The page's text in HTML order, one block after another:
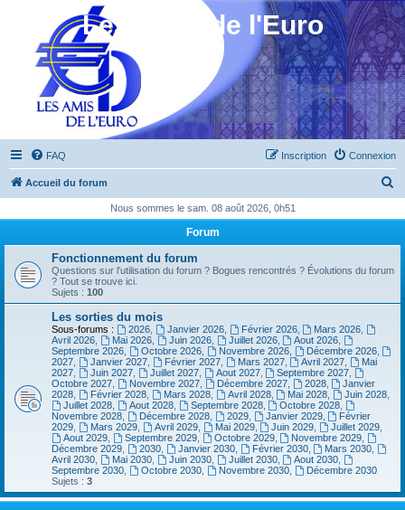
Les Amis de l'Euro
FAQ Connexion
Inscription
Accueil du forum
h
Nous sommes le sam. 08 août 2026, 0h51
Forum
Fonctionnement du forum
Questions sur l'utilisation du forum ? Bogues rencontrés ? Évolutions du forum
? Tout se trouve ici.
Sujets : 100
Les sorties du mois
Sous-forums : 2026, Janvier 2026, Février 2026, Mars 2026
Avril 2026
Mai 2026, Juin 2026, Juillet 2026, Aout 2026
Septembre 2026
Octobre 2026, Novembre 2026, Décembre 2026,
2027
Janvier 2027, Février 2027, Mars 2027, Avril 2027
Mai
2027
Juin 2027, Juillet 2027, Aout 2027, Septembre 2027
Octobre 2027
Novembre 2027, Décembre 2027, 2028,
Janvier
2028
Février 2028, Mars 2028, Avril 2028, Mai 2028 Juin 2028
Juillet 2028, Aout 2028, Septembre 2028, Octobre 2028
Novembre 2028
Décembre 2028, 2029, Janvier 2029,
Février
2029
Mars 2029, Avril 2029, Mai 2029, Juin 2029 Juillet 2029
Aout 2029, Septembre 2029, Octobre 2029, Novembre 2029
Décembre 2029
2030, Janvier 2030, Février 2030, Mars 2030
Avril 2030
Mai 2030, Juin 2030, Juillet 2030, Aout 2030
Septembre 2030
Octobre 2030, Novembre 2030,
Décembre 2030
Sujets : 3